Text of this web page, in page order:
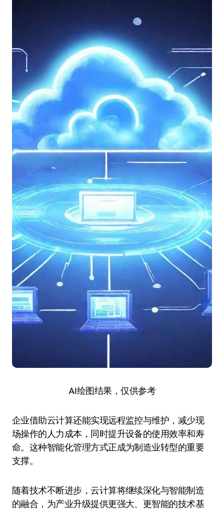
AI绘图结果，仅供参考
企业借助云计算还能实现远程监控与维护，减少现
场操作的人力成本，同时提升设备的使用效率和寿
命。这种智能化管理方式正成为制造业转型的重要
支撑。
随着技术不断进步，云计算将继续深化与智能制造
的融合，为产业升级提供更强大、更智能的技术基